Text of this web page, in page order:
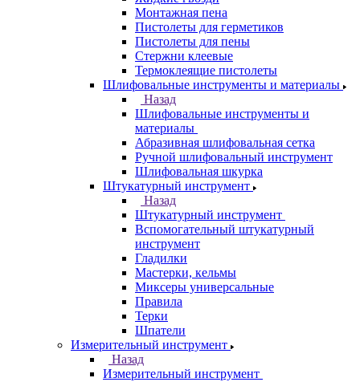
Монтажная пена
Пистолеты для герметиков
Пистолеты для пены
Стержни клеевые
Термоклеящие пистолеты
Шлифовальные инструменты и материалы
Назад
Шлифовальные инструменты и
материалы
Абразивная шлифовальная сетка
Ручной шлифовальный инструмент
Шлифовальная шкурка
Штукатурный инструмент
Назад
Штукатурный инструмент
Вспомогательный штукатурный
инструмент
Гладилки
Мастерки, кельмы
Миксеры универсальные
Правила
Терки
Шпатели
Измерительный инструмент
Назад
Измерительный инструмент